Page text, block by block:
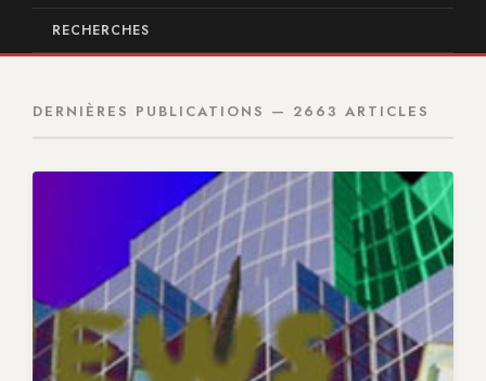
RECHERCHES
DERNIÈRES PUBLICATIONS — 2663 ARTICLES